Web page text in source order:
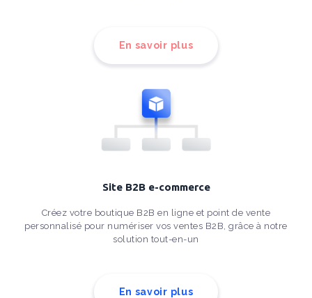
En savoir plus
Site B2B e-commerce
Créez votre boutique B2B en ligne et point de vente
personnalisé pour numériser vos ventes B2B, grâce à notre
solution tout-en-un
En savoir plus